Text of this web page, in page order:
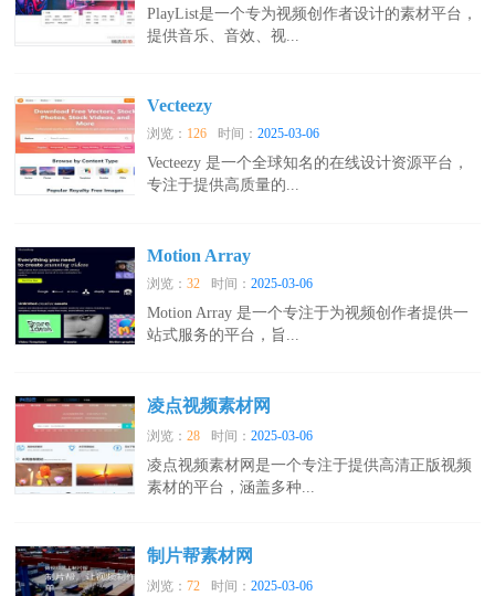
PlayList是一个专为视频创作者设计的素材平台，
提供音乐、音效、视...
Vecteezy
浏览： 126 时间：2025-03-06
Vecteezy 是一个全球知名的在线设计资源平台，
专注于提供高质量的...
Motion Array
浏览：32 时间：2025-03-06
Motion Array 是一个专注于为视频创作者提供一
站式服务的平台，旨...
凌点视频素材网
浏览：28 时间：2025-03-06
凌点视频素材网是一个专注于提供高清正版视频
素材的平台，涵盖多种...
制片帮素材网
浏览：72 时间：2025-03-06